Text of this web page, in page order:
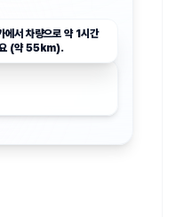
에서 차량으로 약 1시간
(약 55km).